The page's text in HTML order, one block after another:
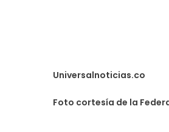
Universalnoticias.co
Foto cortesía de la